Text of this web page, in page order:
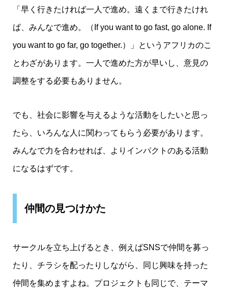
「早く行きたければ一人で進め。遠くまで行きたけれ
ば、みんなで進め。（If you want to go fast, go alone. If
you want to go far, go together.）」というアフリカのこ
とわざがあります。一人で進めた方が早いし、意見の
調整をする必要もありません。
でも、社会に影響を与えるような活動をしたいと思っ
たら、いろんな人に関わってもらう必要があります。
みんなで力を合わせれば、よりインパクトのある活動
になるはずです。
仲間の見つけかた
サークルを立ち上げるとき、例えばSNSで仲間を募っ
たり、チラシを配ったりしながら、同じ興味を持った
仲間を集めますよね。プロジェクトも同じで、テーマ